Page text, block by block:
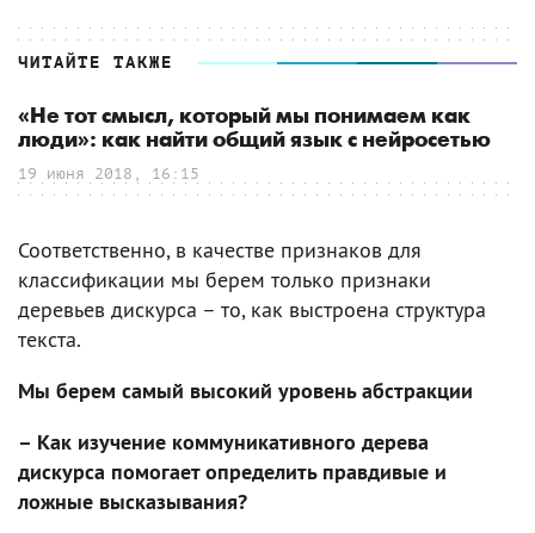
ЧИТАЙТЕ ТАКЖЕ
«Не тот смысл, который мы понимаем как
люди»: как найти общий язык с нейросетью
19 июня 2018, 16:15
Соответственно, в качестве признаков для
классификации мы берем только признаки
деревьев дискурса – то, как выстроена структура
текста.
Мы берем самый высокий уровень абстракции
– Как изучение коммуникативного дерева
дискурса помогает определить правдивые и
ложные высказывания?